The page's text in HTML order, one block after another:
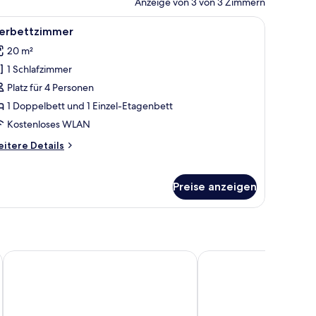
Stuhl. Ein Hotelzimmer mit einem Etagenbett,
5
20 m²
1 Schlafzimmer
Platz für 4 Personen
1 Doppelbett und 1 Einzel-Etagenbett
Kostenloses WLAN
Details
Preise anzeigen
Brit Hotel Hermitage Rêve de Sable